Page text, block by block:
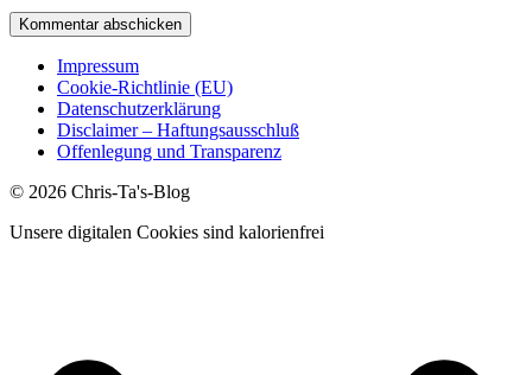
Impressum
Cookie-Richtlinie (EU)
Datenschutzerklärung
Disclaimer – Haftungsausschluß
Offenlegung und Transparenz
© 2026 Chris-Ta's-Blog
Unsere digitalen Cookies sind kalorienfrei